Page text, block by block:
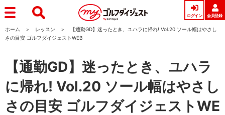
ログイン 会員登録
ホーム レッスン
【通勤GD】迷ったとき、ユハラに帰れ! Vol.20 ソール幅はやさし
さの目安 ゴルフダイジェストWEB
【通勤GD】迷ったとき、ユハラ
に帰れ! Vol.20 ソール幅はやさし
さの目安 ゴルフダイジェストWE